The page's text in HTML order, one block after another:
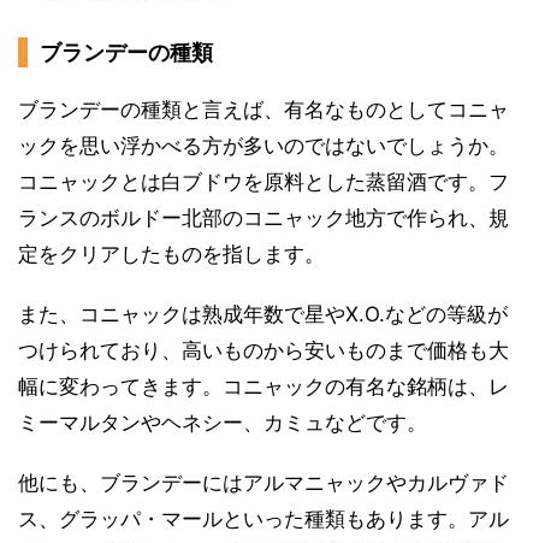
ブランデーの種類
ブランデーの種類と言えば、有名なものとしてコニャ
ックを思い浮かべる方が多いのではないでしょうか。
コニャックとは白ブドウを原料とした蒸留酒です。フ
ランスのボルドー北部のコニャック地方で作られ、規
定をクリアしたものを指します。
また、コニャックは熟成年数で星やX.O.などの等級が
つけられており、高いものから安いものまで価格も大
幅に変わってきます。コニャックの有名な銘柄は、レ
ミーマルタンやヘネシー、カミュなどです。
他にも、ブランデーにはアルマニャックやカルヴァド
ス、グラッパ・マールといった種類もあります。アル